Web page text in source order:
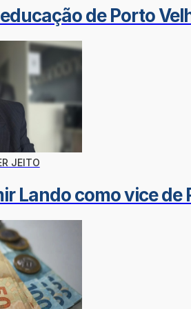
de Porto
JEITO
Lando como vice